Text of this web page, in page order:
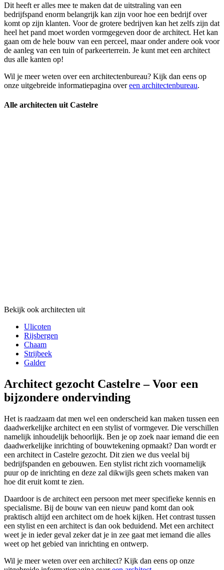
Dit heeft er alles mee te maken dat de uitstraling van een
bedrijfspand enorm belangrijk kan zijn voor hoe een bedrijf over
komt op zijn klanten. Voor de grotere bedrijven kan het zelfs zijn dat
heel het pand moet worden vormgegeven door de architect. Het kan
gaan om de hele bouw van een perceel, maar onder andere ook voor
de aanleg van een tuin of parkeerterrein. Je kunt met een architect
dus alle kanten op!
Wil je meer weten over een architectenbureau? Kijk dan eens op
onze uitgebreide informatiepagina overeen architectenbureau.
Alle architecten uit Castelre
Bekijk ook architecten uit
Ulicoten
Rijsbergen
Chaam
Strijbeek
Galder
Architect gezocht Castelre – Voor een
bijzondere ondervinding
Het is raadzaam dat men wel een onderscheid kan maken tussen een
daadwerkelijke architect en een stylist of vormgever. Die verschillen
namelijk inhoudelijk behoorlijk. Ben je op zoek naar iemand die een
daadwerkelijke inrichting of bouwtekening opmaakt? Dan wordt er
een architect in Castelre gezocht. Dit zien we dus veelal bij
bedrijfspanden en gebouwen. Een stylist richt zich voornamelijk
puur op de inrichting en deze zal dikwijls geen schets maken van
hoe dit eruit komt te zien.
Daardoor is de architect een persoon met meer specifieke kennis en
specialisme. Bij de bouw van een nieuw pand komt dan ook
praktisch altijd een architect om de hoek kijken. Het contrast tussen
een stylist en een architect is dan ook beduidend. Met een architect
weet je in ieder geval zeker dat je in zee gaat met iemand die alles
weet op het gebied van inrichting en ontwerp.
Wil je meer weten over een architect? Kijk dan eens op onze